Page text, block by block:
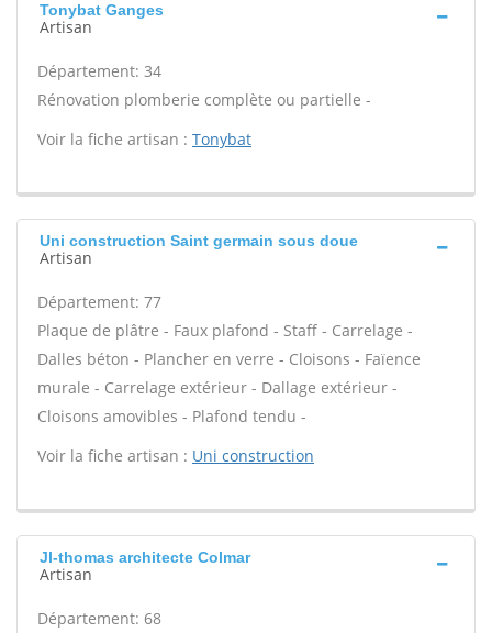
Tonybat Ganges
Artisan
Département: 34
Rénovation plomberie complète ou partielle -
Voir la fiche artisan : Tonybat
Uni construction Saint germain sous doue
Artisan
Département: 77
Plaque de plâtre - Faux plafond - Staff - Carrelage -
Dalles béton - Plancher en verre - Cloisons - Faïence
murale - Carrelage extérieur - Dallage extérieur -
Cloisons amovibles - Plafond tendu -
Voir la fiche artisan : Uni construction
Jl-thomas architecte Colmar
Artisan
Département: 68